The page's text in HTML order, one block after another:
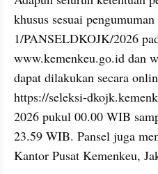
khusus sesuai
1/PANSELDKOJK/2026
www.kemenkeu.go.id dan
dapat dilakukan secara
https://seleksi-
2026 pukul 00.00 WIB
23.59 WIB. Pansel juga
Kantor Pusat Kemenkeu,